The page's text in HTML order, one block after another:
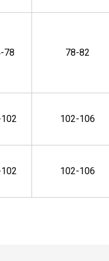
78 78-82
102-106
102-106